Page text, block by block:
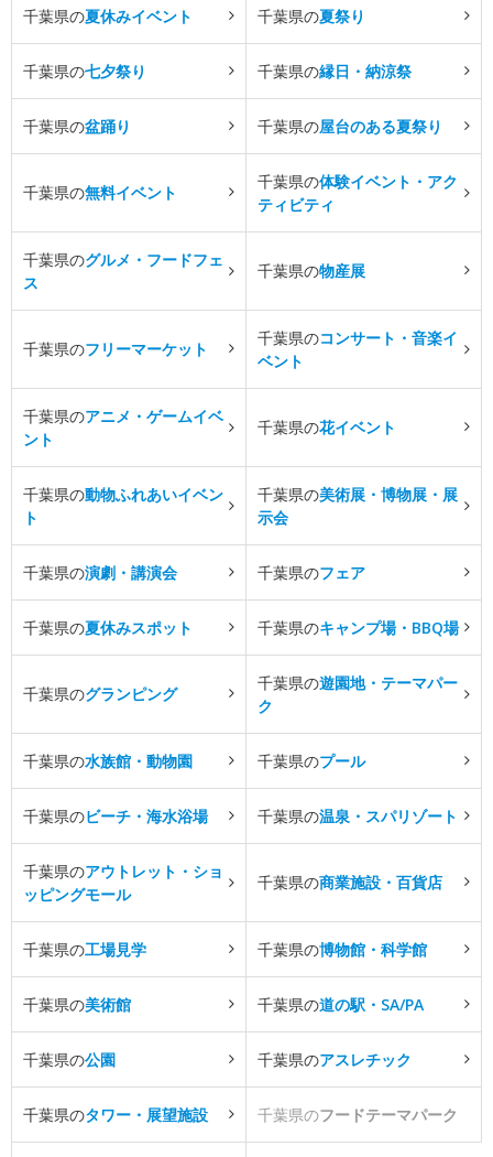
千葉県の夏休みイベント 千葉県の夏祭り
千葉県の七夕祭り 千葉県の縁日・納涼祭
千葉県の盆踊り 千葉県の屋台のある夏祭り
千葉県の無料イベント
千葉県の体験イベント・アク
ティビティ
千葉県のグルメ・フードフェ
ス
千葉県の物産展
千葉県のフリーマーケット
千葉県のコンサート・音楽イ
ベント
千葉県のアニメ・ゲームイベ
ント
千葉県の花イベント
千葉県の動物ふれあいイベン
ト
千葉県の美術展・博物展・展
示会
千葉県の演劇・講演会 千葉県のフェア
千葉県の夏休みスポット 千葉県のキャンプ場・BBQ場
千葉県のグランピング
千葉県の遊園地・テーマパー
ク
千葉県の水族館・動物園 千葉県のプール
千葉県のビーチ・海水浴場 千葉県の温泉・スパリゾート
千葉県のアウトレット・ショ
ッピングモール
千葉県の商業施設・百貨店
千葉県の工場見学 千葉県の博物館・科学館
千葉県の美術館 千葉県の道の駅・SA/PA
千葉県の公園 千葉県のアスレチック
千葉県のタワー・展望施設 千葉県のフードテーマパーク